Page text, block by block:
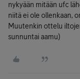
nykyään mitään ufc
niitä ei ole ollenkaan,
Muutenkin ottelu
sunnuntai aamu)